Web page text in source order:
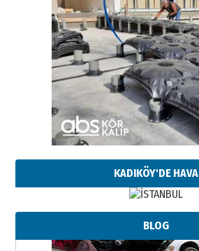
KADIKÖY'DE HAVA
BLOG